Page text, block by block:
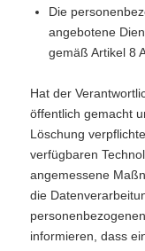
Die
angebotene
gemäß Artikel 8
Hat der
öffentlich gemacht
Löschung
verfügbaren
angemessene
die
informieren, dass